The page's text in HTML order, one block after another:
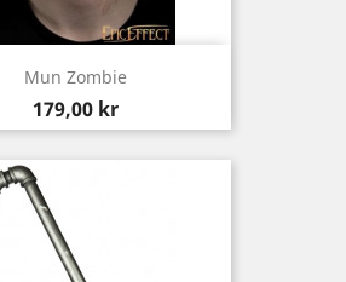
Mun Zombie
Pris
179,00 kr